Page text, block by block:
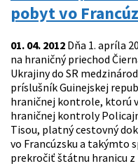
pobyt vo
01. 04. 2012 Dňa 1. apríla
na hraničný priechod
Ukrajiny do SR
príslušník Guinejskej
hraničnej kontrole, ktorú
hraničnej kontroly
Tisou, platný cestovný
vo Francúzsku a takýmto
prekročiť štátnu hranicu z